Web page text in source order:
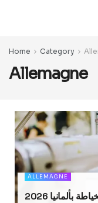
Home Category
Allemagne
ALLEMAGNE
2026